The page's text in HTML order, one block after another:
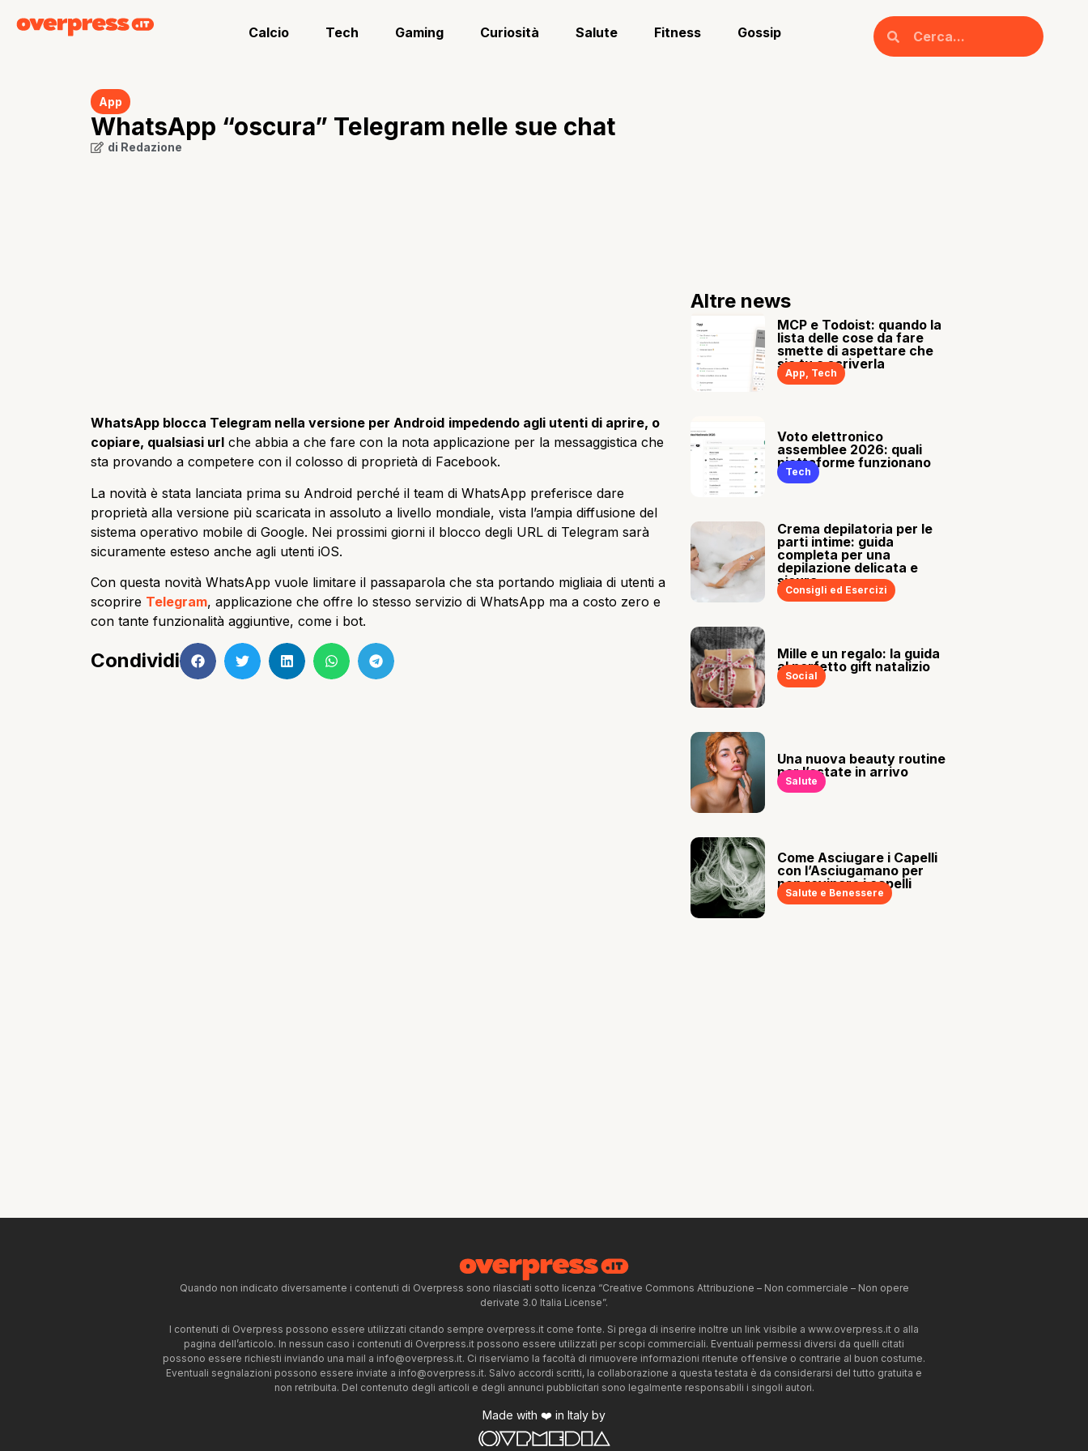
Calcio Tech Gaming Curiosità Salute Fitness Gossip
App
WhatsApp “oscura” Telegram nelle sue chat
di Redazione
WhatsApp blocca Telegram nella versione per Android impedendo agli utenti di aprire, o
copiare, qualsiasi url che abbia a che fare con la nota applicazione per la messaggistica che
sta provando a competere con il colosso di proprietà di Facebook.
La novità è stata lanciata prima su Android perché il team di WhatsApp preferisce dare
proprietà alla versione più scaricata in assoluto a livello mondiale, vista l’ampia diffusione del
sistema operativo mobile di Google. Nei prossimi giorni il blocco degli URL di Telegram sarà
sicuramente esteso anche agli utenti iOS.
Con questa novità WhatsApp vuole limitare il passaparola che sta portando migliaia di utenti a
scoprire Telegram, applicazione che offre lo stesso servizio di WhatsApp ma a costo zero e
con tante funzionalità aggiuntive, come i bot.
Condividi
Altre news
MCP e Todoist: quando la
lista delle cose da fare
smette di aspettare che
sia tu a scriverla
App, Tech
Voto elettronico
assemblee 2026: quali
piattaforme funzionano
Tech
Crema depilatoria per le
parti intime: guida
completa per una
depilazione delicata e
sicura
Consigli ed Esercizi
Mille e un regalo: la guida
al perfetto gift natalizio
Social
Una nuova beauty routine
per l’estate in arrivo
Salute
Come Asciugare i Capelli
con l’Asciugamano per
non rovinare i capelli
Salute e Benessere
Quando non indicato diversamente i contenuti di Overpress sono rilasciati sotto licenza “Creative Commons Attribuzione – Non commerciale – Non opere
derivate 3.0 Italia License”.
I contenuti di Overpress possono essere utilizzati citando sempre overpress.it come fonte. Si prega di inserire inoltre un link visibile a www.overpress.it o alla
pagina dell’articolo. In nessun caso i contenuti di Overpress.it possono essere utilizzati per scopi commerciali. Eventuali permessi diversi da quelli citati
possono essere richiesti inviando una mail a info@overpress.it. Ci riserviamo la facoltà di rimuovere informazioni ritenute offensive o contrarie al buon costume.
Eventuali segnalazioni possono essere inviate a info@overpress.it. Salvo accordi scritti, la collaborazione a questa testata è da considerarsi del tutto gratuita e
non retribuita. Del contenuto degli articoli e degli annunci pubblicitari sono legalmente responsabili i singoli autori.
Made with ❤️ in Italy by